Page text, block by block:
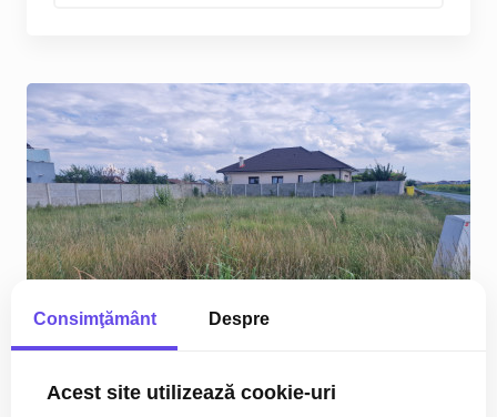
Consimţământ Despre
Acest site utilizează cookie-uri